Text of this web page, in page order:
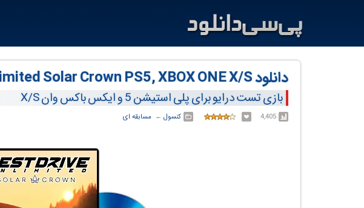
دانلود Test Drive Unlimited Solar Crown PS5, XBOX ONE X/S
بازی تست درایو برای پلی استیشن 5 و ایکس باکس وان X/S
4,405 کنسول ← ‏ مسابقه ای